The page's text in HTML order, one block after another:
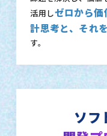
活用しゼロから価
計思考と、それ
す。
ソフ